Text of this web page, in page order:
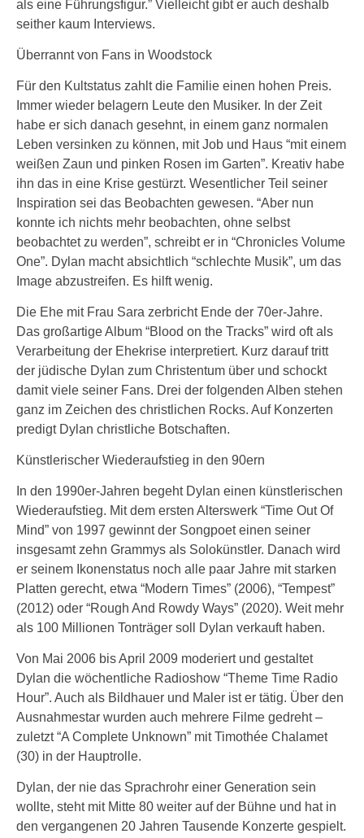
als eine Führungsfigur.” Vielleicht gibt er auch deshalb
seither kaum Interviews.
Überrannt von Fans in Woodstock
Für den Kultstatus zahlt die Familie einen hohen Preis.
Immer wieder belagern Leute den Musiker. In der Zeit
habe er sich danach gesehnt, in einem ganz normalen
Leben versinken zu können, mit Job und Haus “mit einem
weißen Zaun und pinken Rosen im Garten”. Kreativ habe
ihn das in eine Krise gestürzt. Wesentlicher Teil seiner
Inspiration sei das Beobachten gewesen. “Aber nun
konnte ich nichts mehr beobachten, ohne selbst
beobachtet zu werden”, schreibt er in “Chronicles Volume
One”. Dylan macht absichtlich “schlechte Musik”, um das
Image abzustreifen. Es hilft wenig.
Die Ehe mit Frau Sara zerbricht Ende der 70er-Jahre.
Das großartige Album “Blood on the Tracks” wird oft als
Verarbeitung der Ehekrise interpretiert. Kurz darauf tritt
der jüdische Dylan zum Christentum über und schockt
damit viele seiner Fans. Drei der folgenden Alben stehen
ganz im Zeichen des christlichen Rocks. Auf Konzerten
predigt Dylan christliche Botschaften.
Künstlerischer Wiederaufstieg in den 90ern
In den 1990er-Jahren begeht Dylan einen künstlerischen
Wiederaufstieg. Mit dem ersten Alterswerk “Time Out Of
Mind” von 1997 gewinnt der Songpoet einen seiner
insgesamt zehn Grammys als Solokünstler. Danach wird
er seinem Ikonenstatus noch alle paar Jahre mit starken
Platten gerecht, etwa “Modern Times” (2006), “Tempest”
(2012) oder “Rough And Rowdy Ways” (2020). Weit mehr
als 100 Millionen Tonträger soll Dylan verkauft haben.
Von Mai 2006 bis April 2009 moderiert und gestaltet
Dylan die wöchentliche Radioshow “Theme Time Radio
Hour”. Auch als Bildhauer und Maler ist er tätig. Über den
Ausnahmestar wurden auch mehrere Filme gedreht –
zuletzt “A Complete Unknown” mit Timothée Chalamet
(30) in der Hauptrolle.
Dylan, der nie das Sprachrohr einer Generation sein
wollte, steht mit Mitte 80 weiter auf der Bühne und hat in
den vergangenen 20 Jahren Tausende Konzerte gespielt.